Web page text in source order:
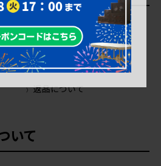
当店の商品について
会員登録・特典について
お支払いについて
返品について
いて